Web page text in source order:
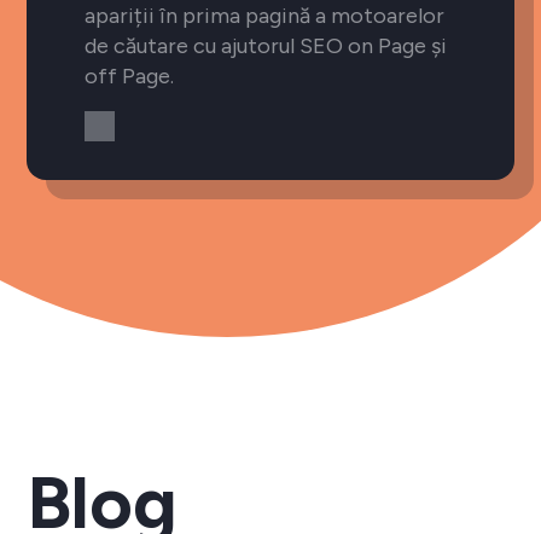
apariții în prima pagină a motoarelor
de căutare cu ajutorul SEO on Page și
off Page.
Blog